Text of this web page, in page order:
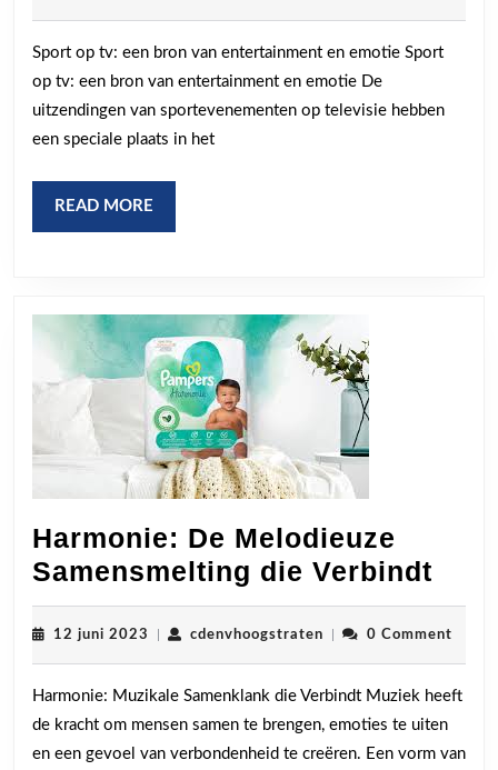
op
tv:
emotie
en
Sport op tv: een bron van entertainment en emotie Sport
op tv: een bron van entertainment en emotie De
uitzendingen van sportevenementen op televisie hebben
een speciale plaats in het
READ MORE
MORE
Harmonie: De Melodieuze
Samensmelting die Verbindt
De
die
12 juni 2023 12
cdenvhoogstratencdenvhoogstraten
0 Comment
Harmonie: Muzikale Samenklank die Verbindt Muziek heeft
de kracht om mensen samen te brengen, emoties te uiten
en een gevoel van verbondenheid te creëren. Een vorm van